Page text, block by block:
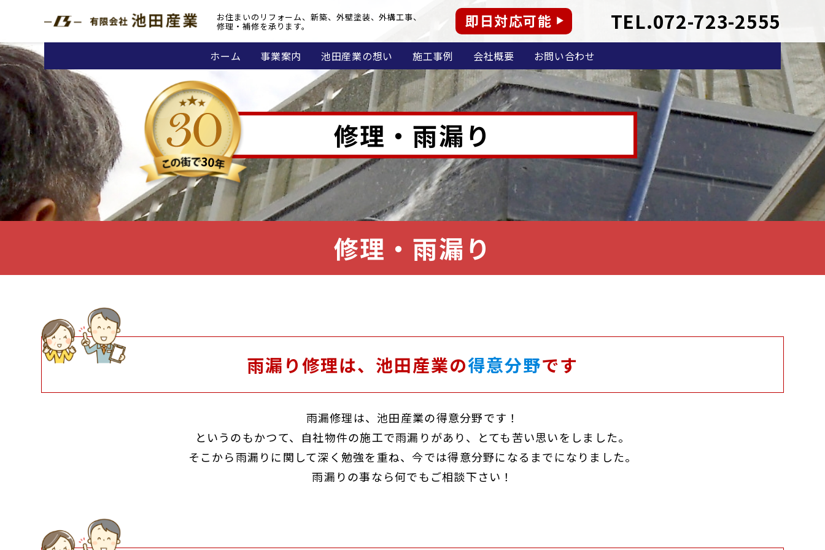
お住まいのリフォーム、新築、外壁塗装、外構工事、
修理・補修を承ります。 即日対応可能 TEL.072-723-2555
ホーム 事業案内 池田産業の想い 施工事例 会社概要 お問い合わせ
修理・雨漏り
修理・雨漏り
雨漏り修理は、池田産業の得意分野です
雨漏修理は、池田産業の得意分野です！
というのもかつて、自社物件の施工で雨漏りがあり、とても苦い思いをしました。
そこから雨漏りに関して深く勉強を重ね、今では得意分野になるまでになりました。
雨漏りの事なら何でもご相談下さい！